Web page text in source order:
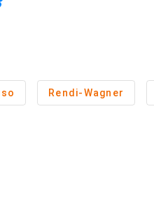
Rendi-Wagner